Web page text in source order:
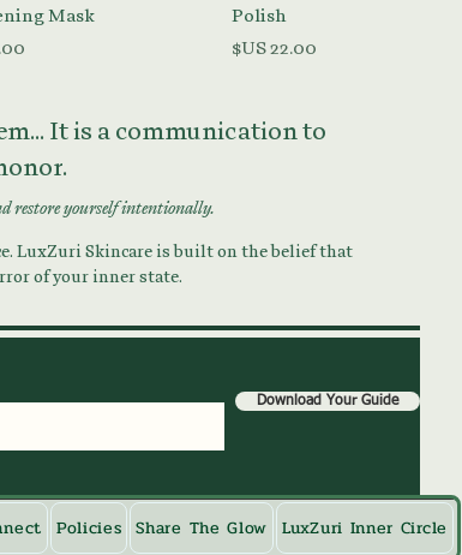
Polish
السعر
Mask
It is a communication to
restore yourself intentionally.
LuxZuri Skincare is built on the belief that
of your inner state.
Download Your Guide
Policies Share The Glow LuxZuri Inner Circle